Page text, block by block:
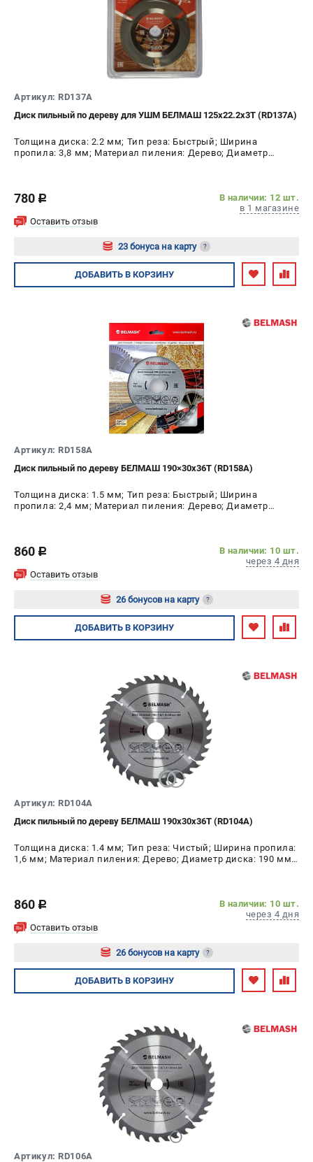
Артикул: RD137A
Диск пильный по дереву для УШМ БЕЛМАШ 125x22.2x3T (RD137A)
Толщина диска: 2.2 мм; Тип реза: Быстрый; Ширина
пропила: 3,8 мм; Материал пиления: Дерево; Диаметр
780 c
В наличии: 12 шт.
в 1 магазине
Оставить отзыв
23 бонуса на карту ?
Авторизуйтесь
ДОБАВИТЬ В КОРЗИНУ
Артикул: RD158A
Диск пильный по дереву БЕЛМАШ 190×30х36Т (RD158A)
Толщина диска: 1.5 мм; Тип реза: Быстрый; Ширина
пропила: 2,4 мм; Материал пиления: Дерево; Диаметр
860 c
В наличии: 10 шт.
через 4 дня
Оставить отзыв
26 бонусов на карту ?
Авторизуйтесь
ДОБАВИТЬ В КОРЗИНУ
Артикул: RD104A
Диск пильный по дереву БЕЛМАШ 190х30х36Т (RD104A)
Толщина диска: 1.4 мм; Тип реза: Чистый; Ширина пропила:
1,6 мм; Материал пиления: Дерево; Диаметр диска: 190 мм;
860 c
В наличии: 10 шт.
через 4 дня
Оставить отзыв
26 бонусов на карту ?
Авторизуйтесь
ДОБАВИТЬ В КОРЗИНУ
Артикул: RD106A